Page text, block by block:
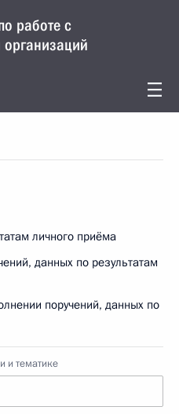
работе с
личного приёма
данных по результатам
поручений, данных по
и тематике